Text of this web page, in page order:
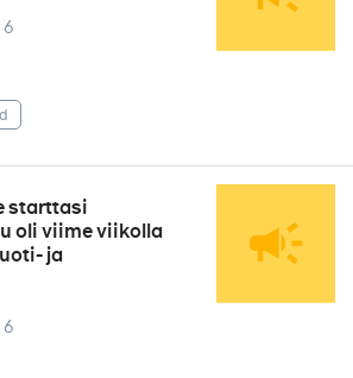
starttasi
oli viime viikolla
ja